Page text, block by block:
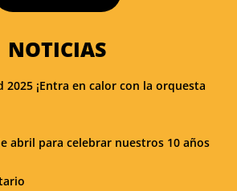
NOTICIAS
2025 ¡Entra en calor con la orquesta
abril para celebrar nuestros 10 años